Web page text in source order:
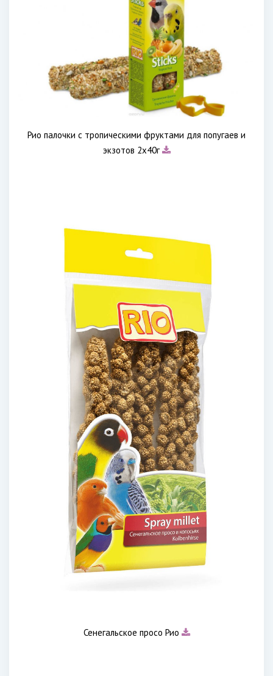
Рио палочки с тропическими фруктами для попугаев и
экзотов 2х40г
Сенегальское просо Рио